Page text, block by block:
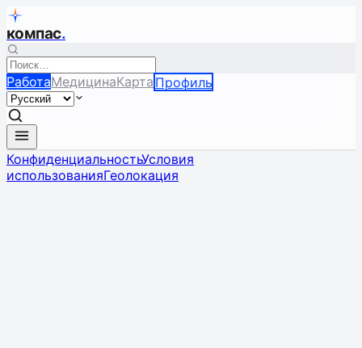
компас.
РаботаМедицинаКарта Профиль
КонфиденциальностьУсловия
использованияГеолокация